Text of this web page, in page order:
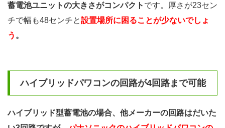
蓄電池ユニットの大きさがコンパクト です。厚さが23セン
チで幅も48センチと設置場所に困ることが少ないでしょ
う 。
ハイブリッドパワコンの回路が4回路まで可能
ハイブリッド型蓄電池の場合、他メーカーの回路はだいた